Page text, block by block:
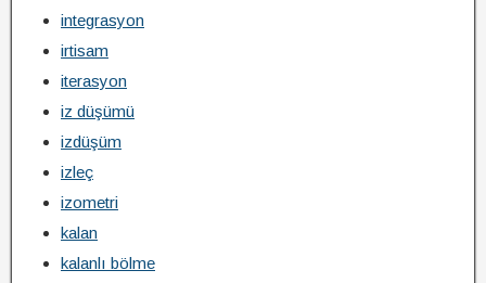
integrasyon
irtisam
iterasyon
iz düşümü
izdüşüm
izleç
izometri
kalan
kalanlı bölme